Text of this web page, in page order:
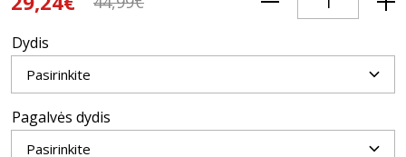
Dydis
Pagalvės dydis